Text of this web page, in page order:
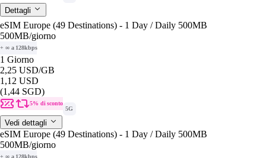
Dettagli
eSIM Europe (49 Destinations) - 1 Day / Daily 500MB
500MB/giorno
+ ∞ a 128kbps
1 Giorno
2,25 USD/GB
1,12 USD
(1,44 SGD)
5% di sconto
5G
Vedi dettagli
eSIM Europe (49 Destinations) - 1 Day / Daily 500MB
500MB/giorno
+ ∞ a 128kbps